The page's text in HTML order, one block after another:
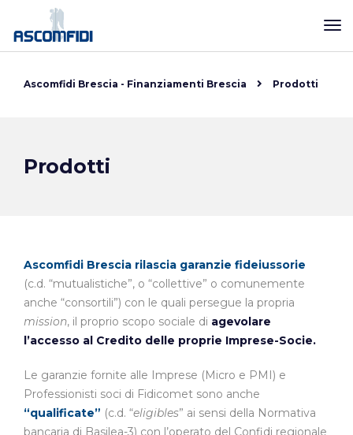
Ascomfidi Brescia - Finanziamenti Brescia Prodotti
Prodotti
Ascomfidi Brescia rilascia garanzie fideiussorie
(c.d. “mutualistiche”, o “collettive” o comunemente
anche “consortili”) con le quali persegue la propria
mission, il proprio scopo sociale di agevolare
l’accesso al Credito delle proprie Imprese-Socie.
Le garanzie fornite alle Imprese (Micro e PMI) e
Professionisti soci di Fidicomet sono anche
“qualificate” (c.d. “eligibles” ai sensi della Normativa
bancaria di Basilea-3) con l’operato del Confidi regionale